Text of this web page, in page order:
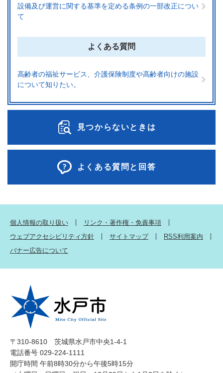
設備及び運営に関する基準を定める条例の一部改正につい
て
よくある質問
高齢者の福祉サービス、介護保険制度や高齢者向けの施設
について知りたい。
見つからないときは
よくある質問と回答
個人情報の取り扱い
リンク・著作権・免責事項
ウェブアクセシビリティ方針
サイトマップ
RSS利用案内
バナー広告について
〒310-8610 茨城県水戸市中央1-4-1
電話番号 029-224-1111
開庁時間 午前8時30分から午後5時15分